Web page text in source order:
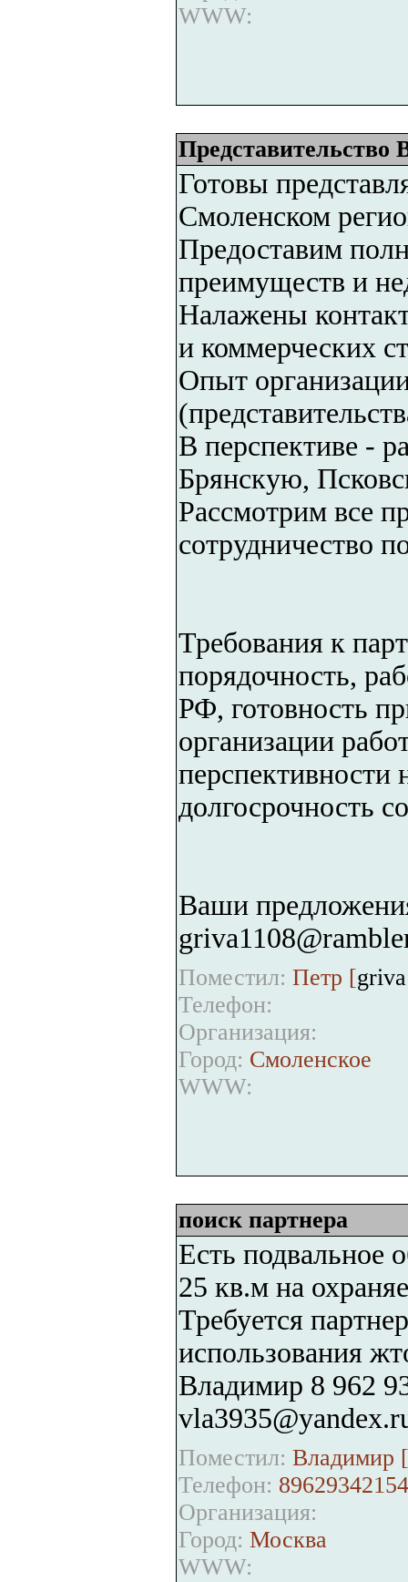
WWW:
Представительство
Готовы
Смоленском
Предоставим
преимуществ и
Налажены
и коммерческих
Опыт
В перспективе -
Брянскую,
Рассмотрим все
сотрудничество
Требования к
порядочность,
РФ, готовность
организации
перспективности
долгосрочность
Ваши
Поместил: Петр [
Телефон:
Организация:
Город: Смоленское
WWW:
поиск партнера
Есть подвальное
25 кв.м на
Требуется
использования
Владимир 8 962
Поместил: Владимир [
Телефон: 89629342154
Организация:
Город: Москва
WWW: